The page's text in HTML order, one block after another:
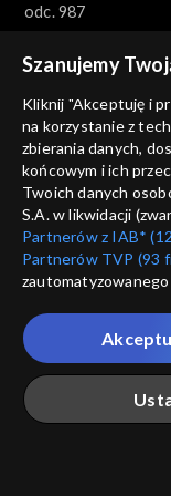
odc. 987
Gra słów. Krzyżówka
odc. 985
Gra słów.
odc. 983
Szanujemy
Kliknij "Akceptuję i
na korzystanie z
zbierania danych,
końcowym i ich
Twoich danych
S.A. w likwidacji
Partnerów z IAB*
Partnerów TVP (93
które wskazujemy
przez nas
Twoje dane
Ciebie naszych
„Portalem”, w tym